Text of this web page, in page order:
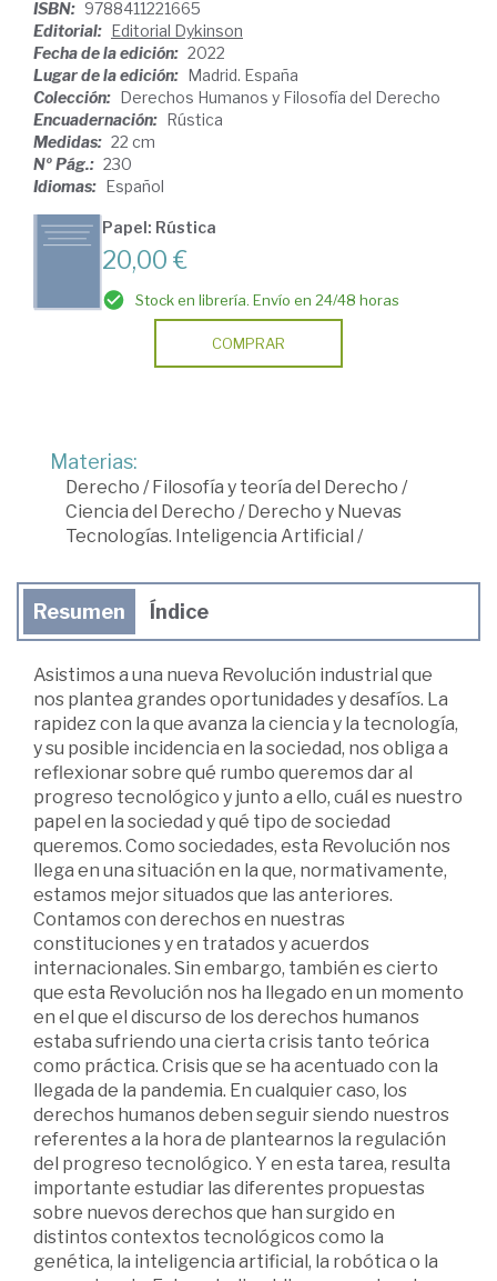
ISBN: 9788411221665
Editorial: Editorial Dykinson
Fecha de la edición: 2022
Lugar de la edición: Madrid. España
Colección: Derechos Humanos y Filosofía del Derecho
Encuadernación: Rústica
Medidas: 22 cm
Nº Pág.: 230
Idiomas: Español
Papel: Rústica
20,00 €
Stock en librería. Envío en 24/48 horas
COMPRAR
Materias:
Derecho / Filosofía y teoría del Derecho /
Ciencia del Derecho / Derecho y Nuevas
Tecnologías. Inteligencia Artificial /
Resumen Índice
Asistimos a una nueva Revolución industrial que
nos plantea grandes oportunidades y desafíos. La
rapidez con la que avanza la ciencia y la tecnología,
y su posible incidencia en la sociedad, nos obliga a
reflexionar sobre qué rumbo queremos dar al
progreso tecnológico y junto a ello, cuál es nuestro
papel en la sociedad y qué tipo de sociedad
queremos. Como sociedades, esta Revolución nos
llega en una situación en la que, normativamente,
estamos mejor situados que las anteriores.
Contamos con derechos en nuestras
constituciones y en tratados y acuerdos
internacionales. Sin embargo, también es cierto
que esta Revolución nos ha llegado en un momento
en el que el discurso de los derechos humanos
estaba sufriendo una cierta crisis tanto teórica
como práctica. Crisis que se ha acentuado con la
llegada de la pandemia. En cualquier caso, los
derechos humanos deben seguir siendo nuestros
referentes a la hora de plantearnos la regulación
del progreso tecnológico. Y en esta tarea, resulta
importante estudiar las diferentes propuestas
sobre nuevos derechos que han surgido en
distintos contextos tecnológicos como la
genética, la inteligencia artificial, la robótica o la